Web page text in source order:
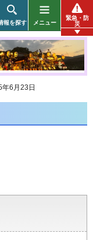
報を探す メニュー
緊急・防
災
6月23日